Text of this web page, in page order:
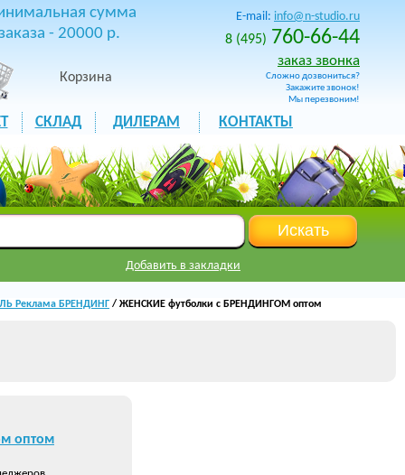
сумма
- 20000 р.
Корзина
E-mail: info@n-studio.ru
8 (495) 760-66-44
заказ звонка
Сложно дозвониться?
Закажите звонок!
Мы перезвоним!
СКЛАД ДИЛЕРАМ КОНТАКТЫ
Добавить в закладки
Реклама БРЕНДИНГ / ЖЕНСКИЕ футболки с БРЕНДИНГОМ оптом
оптом